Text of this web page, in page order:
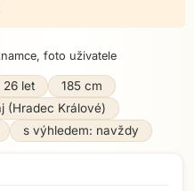
26 let
185 cm
(Hradec Králové)
s výhledem: navždy